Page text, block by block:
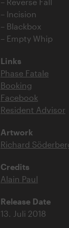
Incision
Blackbox
Empty Whip
Links
Phase Fatale
Booking
Facebook
Resident Advisor
Artwork
Richard
Credits
Alain Paul
Release Date
13. Juli 2018